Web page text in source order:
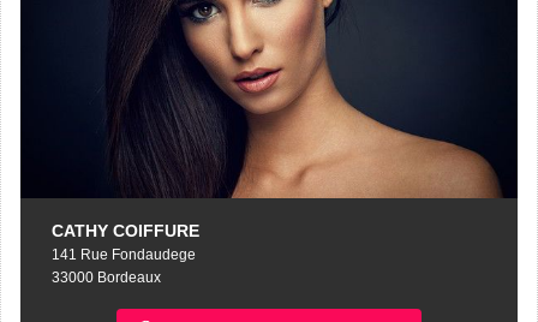
CATHY COIFFURE
141 Rue Fondaudege
33000 Bordeaux